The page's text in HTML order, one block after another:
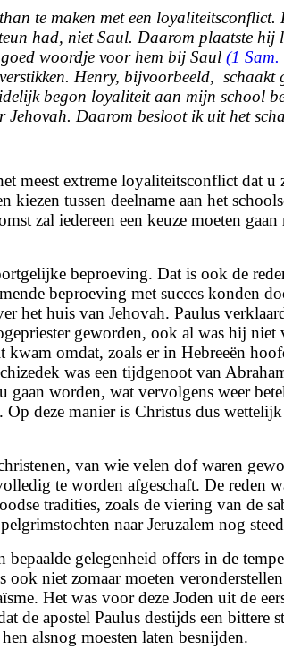
te maken met een
had, niet Saul. Daarom plaatste
woordje voor hem bij Saul (1
Henry, bijvoorbeeld,
begon loyaliteit aan mijn school
Daarom besloot ik uit het
meest extreme loyaliteitsconflict dat
tussen deelname aan het
zal iedereen een keuze moeten
beproeving. Dat is ook de
beproeving met succes konden
het huis van Jehovah. Paulus
geworden, ook al was hij
omdat, zoals er in Hebreeën
was een tijdgenoot van
gaan worden, wat vervolgens weer
deze manier is Christus dus
van wie velen dof waren
te worden afgeschaft. De reden
tradities, zoals de viering van de
naar Jeruzalem nog
bepaalde gelegenheid offers in de
niet zomaar moeten
Het was voor deze Joden uit de
de apostel Paulus destijds een bittere
alsnog moesten laten besnijden.